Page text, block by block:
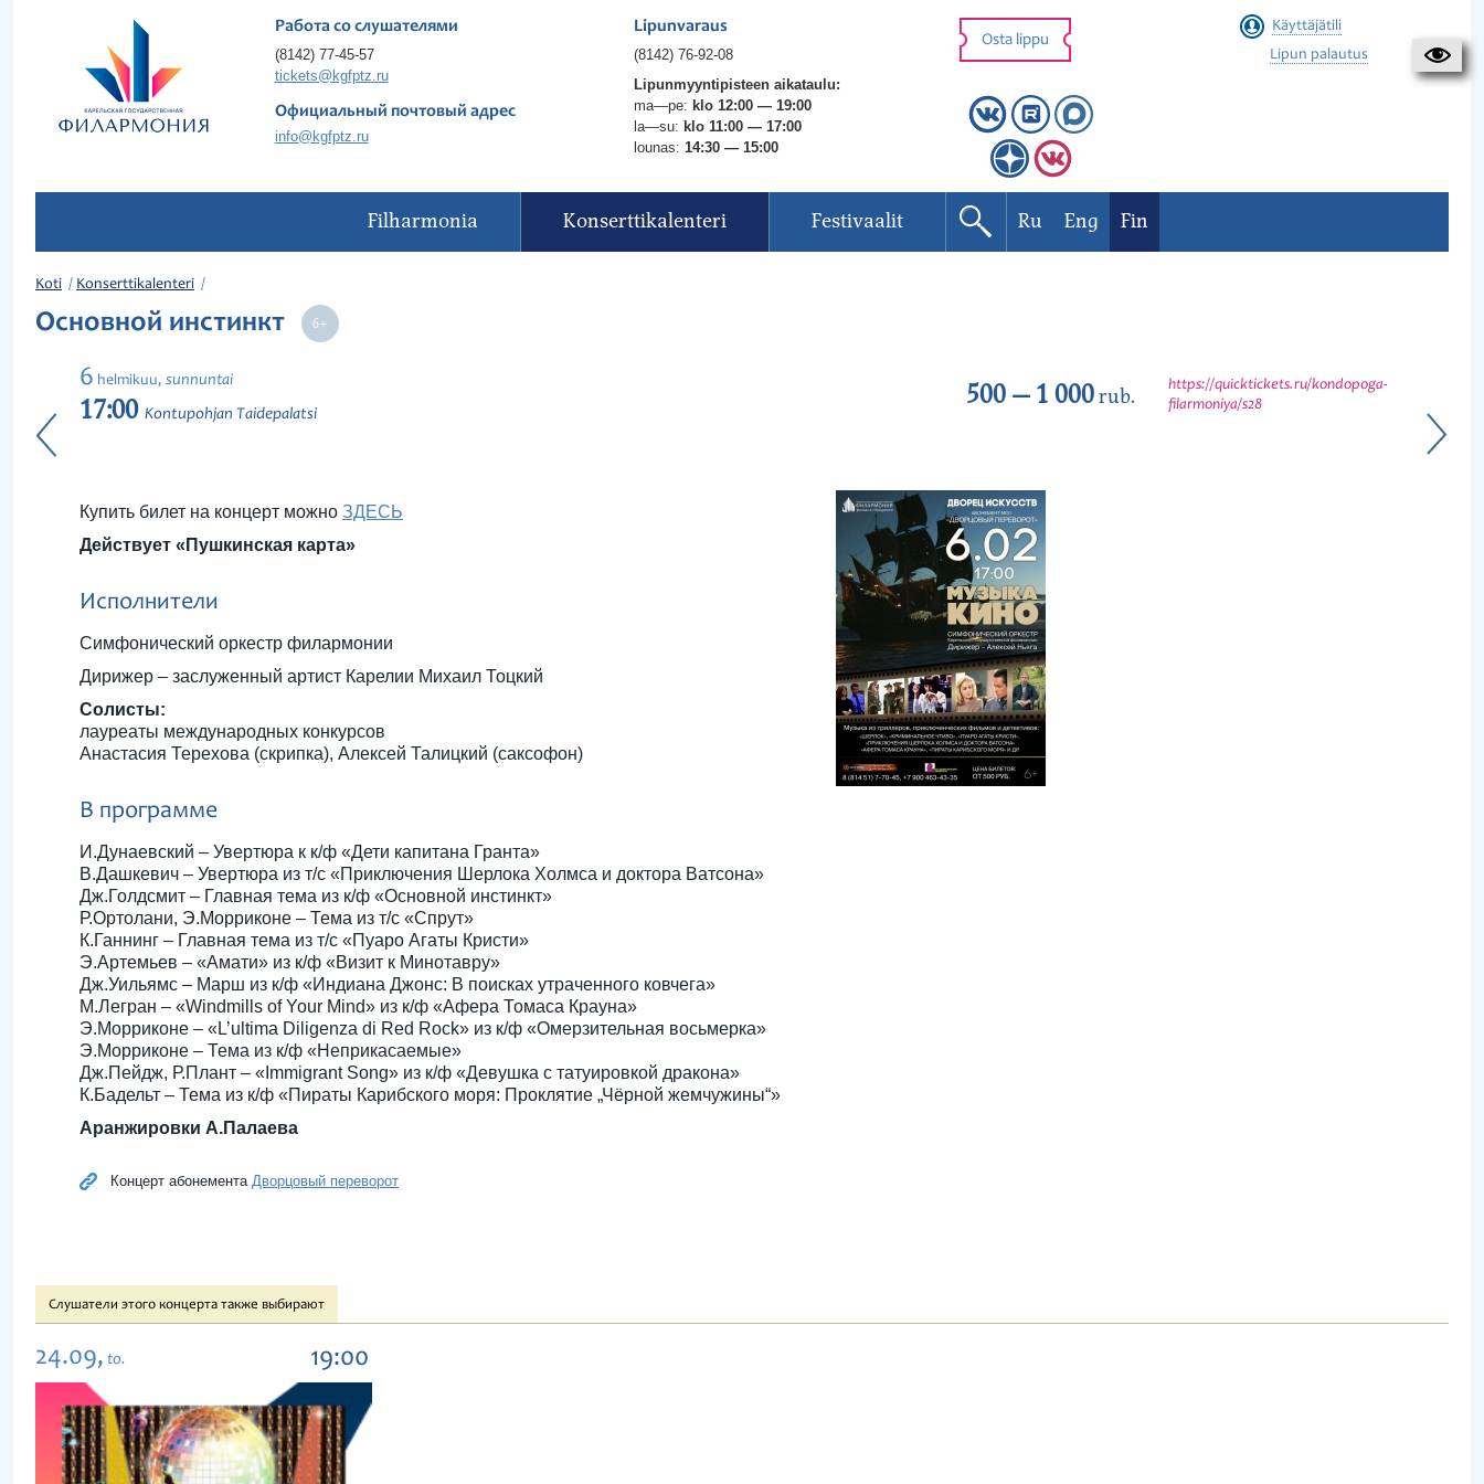
Работа со слушателями
(8142) 77-45-57
tickets@kgfptz.ru
Официальный почтовый адрес
info@kgfptz.ru
Lipunvaraus
(8142) 76-92-08
Lipunmyyntipisteen aikataulu:
ma—pe: klo 12:00 — 19:00
la—su: klo 11:00 — 17:00
lounas: 14:30 — 15:00
Osta lippu
Käyttäjätili
Lipun palautus
Filharmonia Konserttikalenteri Festivaalit Ru Eng Fin
Koti Konserttikalenteri
Основной инстинкт
6 helmikuu, sunnuntai
17:00 Kontupohjan Taidepalatsi
500 — 1 000rub.
https://quicktickets.ru/kondopoga-
filarmoniya/s28
Купить билет на концерт можно ЗДЕСЬ
Действует «Пушкинская карта»
Исполнители
Симфонический оркестр филармонии
Дирижер – заслуженный артист Карелии Михаил Тоцкий
Солисты:
лауреаты международных конкурсов
Анастасия Терехова (скрипка), Алексей Талицкий (саксофон)
В программе
И.Дунаевский – Увертюра к к/ф «Дети капитана Гранта»
В.Дашкевич – Увертюра из т/с «Приключения Шерлока Холмса и доктора Ватсона»
Дж.Голдсмит – Главная тема из к/ф «Основной инстинкт»
Р.Ортолани, Э.Морриконе – Тема из т/с «Спрут»
К.Ганнинг – Главная тема из т/с «Пуаро Агаты Кристи»
Э.Артемьев – «Амати» из к/ф «Визит к Минотавру»
Дж.Уильямс – Марш из к/ф «Индиана Джонс: В поисках утраченного ковчега»
М.Легран – «Windmills of Your Mind» из к/ф «Афера Томаса Крауна»
Э.Морриконе – «L’ultima Diligenza di Red Rock» из к/ф «Омерзительная восьмерка»
Э.Морриконе – Тема из к/ф «Неприкасаемые»
Дж.Пейдж, Р.Плант – «Immigrant Song» из к/ф «Девушка с татуировкой дракона»
К.Бадельт – Тема из к/ф «Пираты Карибского моря: Проклятие „Чёрной жемчужины“»
Аранжировки А.Палаева
Концерт абонемента Дворцовый переворот
Слушатели этого концерта также выбирают
24.09, to. 19:00